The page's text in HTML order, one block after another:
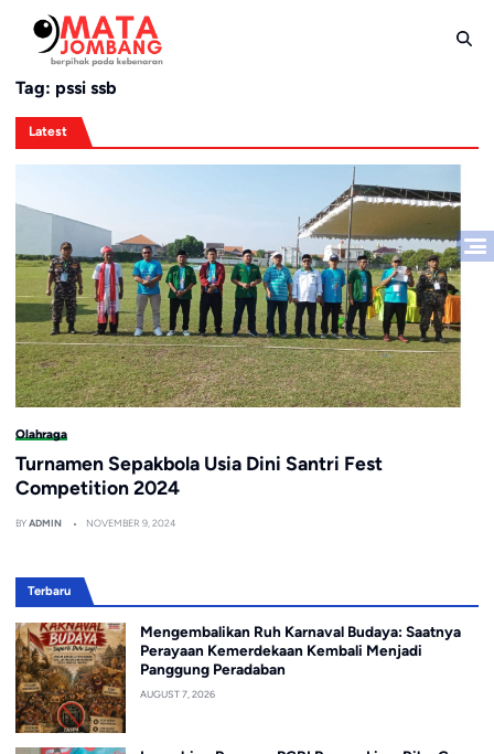
content
Tag: pssi ssb
Latest
Olahraga
Turnamen Sepakbola Usia Dini Santri Fest
Competition 2024
BYADMIN NOVEMBER 9, 2024
Terbaru
Mengembalikan Ruh Karnaval Budaya: Saatnya
Perayaan Kemerdekaan Kembali Menjadi
Panggung Peradaban
AUGUST 7, 2026